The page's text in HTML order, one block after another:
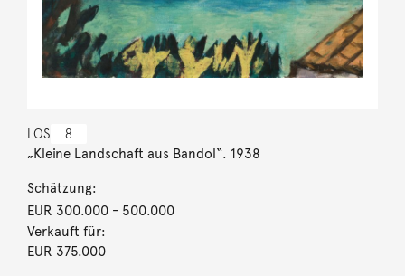
LOS 8
„Kleine Landschaft aus Bandol“. 1938
Schätzung:
EUR 300.000- 500.000
Verkauft für:
EUR 375.000